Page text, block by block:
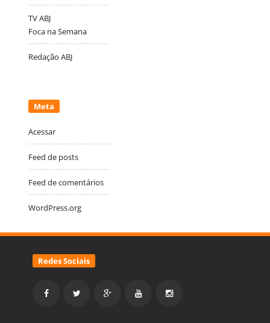
TV ABJ
Foca na Semana
Redação ABJ
Meta
Acessar
Feed de posts
Feed de comentários
WordPress.org
Redes Sociais